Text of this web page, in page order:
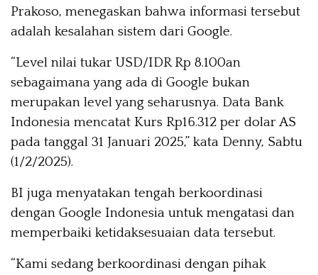
Prakoso, menegaskan bahwa informasi tersebut
adalah kesalahan sistem dari Google.
“Level nilai tukar USD/IDR Rp 8.100an
sebagaimana yang ada di Google bukan
merupakan level yang seharusnya. Data Bank
Indonesia mencatat Kurs Rp16.312 per dolar AS
pada tanggal 31 Januari 2025,” kata Denny, Sabtu
(1/2/2025).
BI juga menyatakan tengah berkoordinasi
dengan Google Indonesia untuk mengatasi dan
memperbaiki ketidaksesuaian data tersebut.
“Kami sedang berkoordinasi dengan pihak